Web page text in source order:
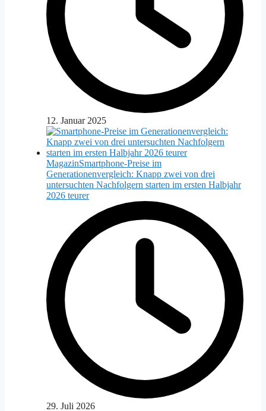
12. Januar 2025
MagazinSmartphone-Preise im
Generationenvergleich: Knapp zwei von drei
untersuchten Nachfolgern starten im ersten Halbjahr
2026 teurer
29. Juli 2026